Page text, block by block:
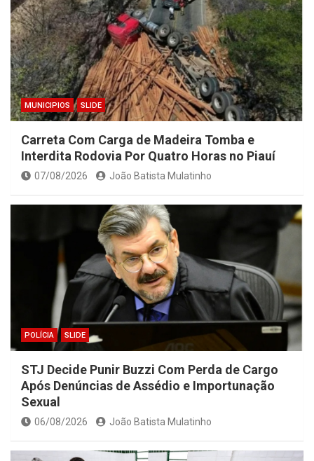
MUNICIPIOS SLIDE
Carreta Com Carga de Madeira Tomba e
Interdita Rodovia Por Quatro Horas no Piauí
07/08/2026 João Batista Mulatinho
POLÍCIA SLIDE
STJ Decide Punir Buzzi Com Perda de Cargo
Após Denúncias de Assédio e Importunação
Sexual
06/08/2026 João Batista Mulatinho